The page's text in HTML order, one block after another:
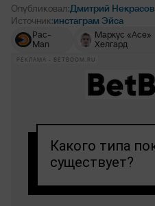
Опубликовал:Дмитрий Некрасов
Источник:инстаграм Эйса
Pac-
Man
Маркус «Ace»
Хелгард
РЕКЛАМА • BETBOOM.RU